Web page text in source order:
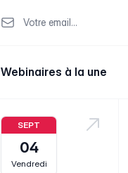
Votre email
Webinaires à la une
SEPT
04
Vendredi